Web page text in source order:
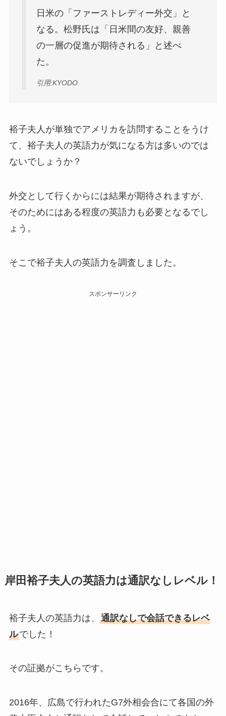
日米の「ファーストレディー外交」と
なる。松野氏は「日米間の友好、親善
の一層の促進が期待される」と述べ
た。
引用:KYODO
裕子夫人が単独でアメリカを訪問することをうけ
て、裕子夫人の英語力が気になる方は多いのでは
ないでしょうか？
外交として行くからには結果が期待されますが、
そのためにはある程度の英語力も必要となるでし
ょう。
そこで裕子夫人の英語力を調査しました。
スポンサーリンク
岸田裕子夫人の英語力は通訳なしレベル！
裕子夫人の英語力は、 通訳なしで会話できるレベ
ルでした！
その証拠がこちらです。
2016年、広島で行われたG7外相会合にて各国の外